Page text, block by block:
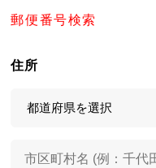
郵便番号検索
住所